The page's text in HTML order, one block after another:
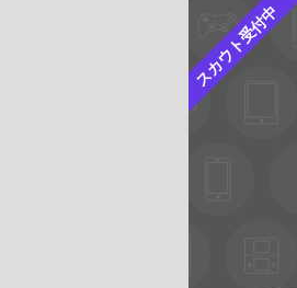
スカウト受付中